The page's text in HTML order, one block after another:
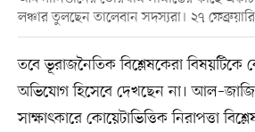
লঞ্চার তুলছেন তালেবান সদস্যরা। ২৭
তবে ভূরাজনৈতিক বিশ্লেষকেরা
অভিযোগ হিসেবে দেখছেন না।
সাক্ষাৎকারে কোয়েটাভিত্তিক নিরাপত্তা